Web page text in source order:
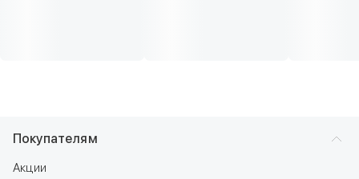
Покупателям
Акции